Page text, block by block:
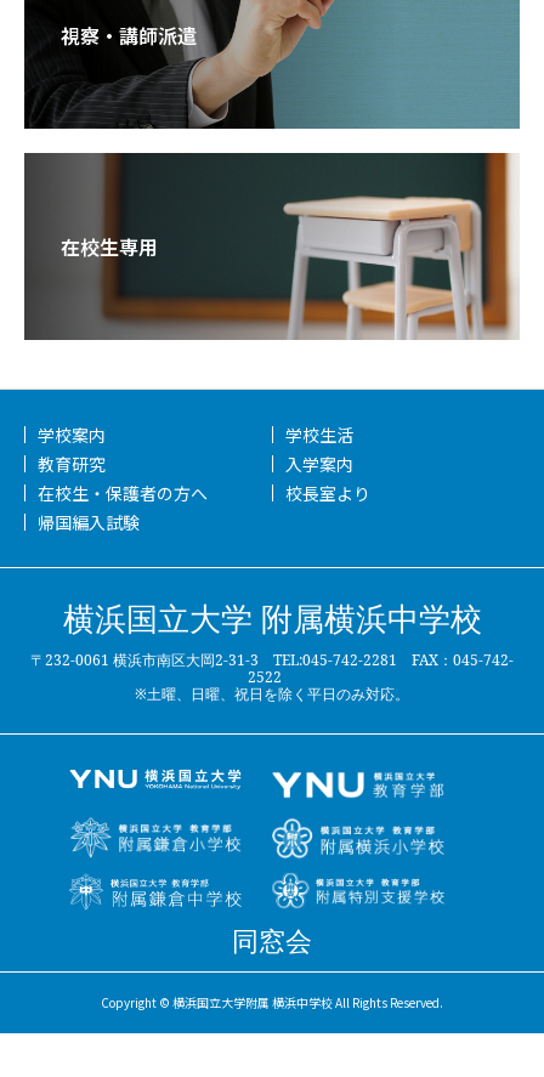
視察・講師派遣
在校生専用
学校案内
学校生活
教育研究
入学案内
在校生・保護者の方へ
校長室より
帰国編入試験
横浜国立大学 附属横浜中学校
〒232-0061 横浜市南区大岡2-31-3 TEL:045-742-2281 FAX：045-742-
2522
※土曜、日曜、祝日を除く平日のみ対応。
同窓会
Copyright © 横浜国立大学附属 横浜中学校 All Rights Reserved.